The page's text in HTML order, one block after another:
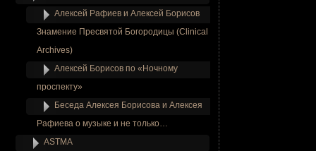
Алексей Рафиев и Алексей Борисов
Знамение Пресвятой Богородицы (Clinical
Archives)
Алексей Борисов по «Ночному
проспекту»
Беседа Алексея Борисова и Алексея
Рафиева о музыке и не только…
ASTMA